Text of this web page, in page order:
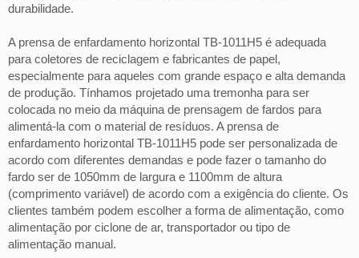
durabilidade.
A prensa de enfardamento horizontal TB-1011H5 é adequada
para coletores de reciclagem e fabricantes de papel,
especialmente para aqueles com grande espaço e alta demanda
de produção. Tínhamos projetado uma tremonha para ser
colocada no meio da máquina de prensagem de fardos para
alimentá-la com o material de resíduos. A prensa de
enfardamento horizontal TB-1011H5 pode ser personalizada de
acordo com diferentes demandas e pode fazer o tamanho do
fardo ser de 1050mm de largura e 1100mm de altura
(comprimento variável) de acordo com a exigência do cliente. Os
clientes também podem escolher a forma de alimentação, como
alimentação por ciclone de ar, transportador ou tipo de
alimentação manual.